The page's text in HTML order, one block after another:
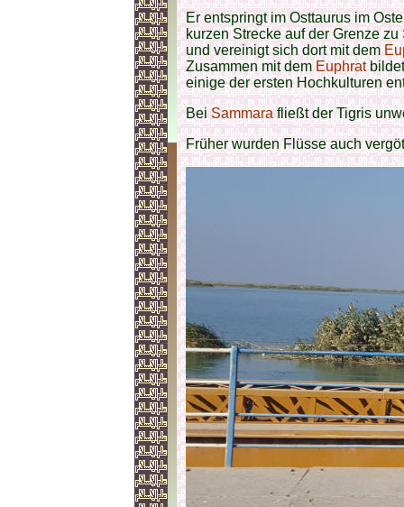
Er entspringt im Osttaurus im
kurzen Strecke auf der Grenze zu
und vereinigt sich dort mit dem
Zusammen mit demEuphratbildet
einige der ersten Hochkulturen
BeiSammarafließt der Tigris
Früher wurden Flüsse auch